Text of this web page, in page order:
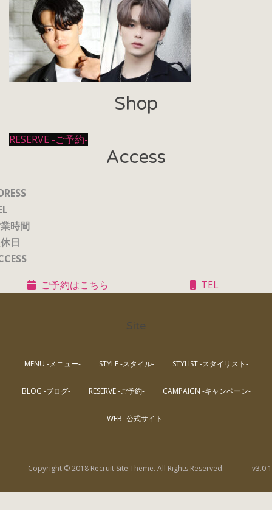
Shop
RESERVE -ご予約-
Access
時間
日
ご予約はこちら
TEL
Site
MENU -メニュー- STYLE -スタイル- STYLIST -スタイリスト-
BLOG -ブログ- RESERVE -ご予約- CAMPAIGN -キャンペーン-
WEB -公式サイト-
Copyright © 2018 Recruit Site Theme. All Rights Reserved. v3.0.1